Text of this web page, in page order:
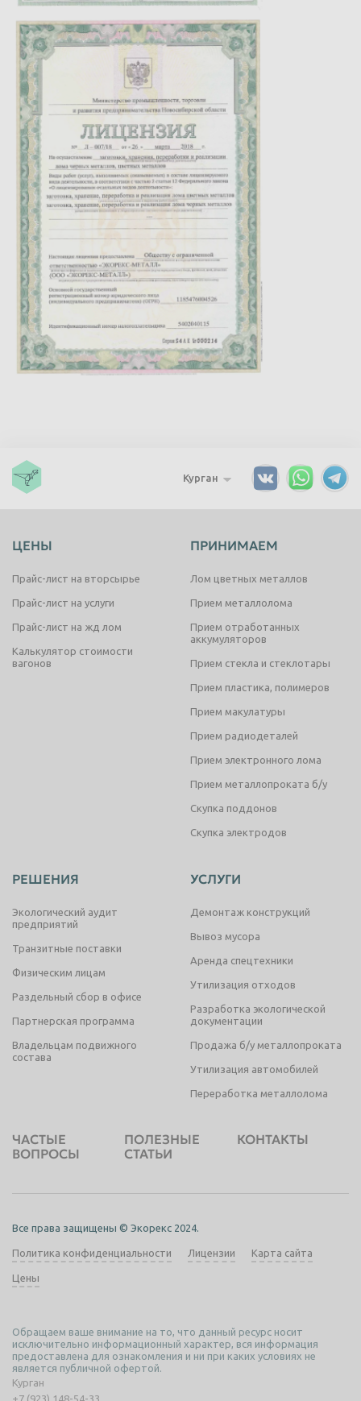
Курган
ЦЕНЫ
Прайс-лист на вторсырье
Прайс-лист на услуги
Прайс-лист на жд лом
Калькулятор стоимости
вагонов
ПРИНИМАЕМ
Лом цветных металлов
Прием металлолома
Прием отработанных
аккумуляторов
Прием стекла и стеклотары
Прием пластика, полимеров
Прием макулатуры
Прием радиодеталей
Прием электронного лома
Прием металлопроката б/у
Скупка поддонов
Скупка электродов
РЕШЕНИЯ
Экологический аудит
предприятий
Транзитные поставки
Физическим лицам
Раздельный сбор в офисе
Партнерская программа
Владельцам подвижного
состава
УСЛУГИ
Демонтаж конструкций
Вывоз мусора
Аренда спецтехники
Утилизация отходов
Разработка экологической
документации
Продажа б/у металлопроката
Утилизация автомобилей
Переработка металлолома
ЧАСТЫЕ
ВОПРОСЫ
ПОЛЕЗНЫЕ
СТАТЬИ
КОНТАКТЫ
Все права защищены © Экорекс 2024.
Политика конфиденциальности Лицензии Карта сайта
Цены
Обращаем ваше внимание на то, что данный ресурс носит
исключительно информационный характер, вся информация
предоставлена для ознакомления и ни при каких условиях не
является публичной офертой.
Курган
+7 (923) 148-54-33